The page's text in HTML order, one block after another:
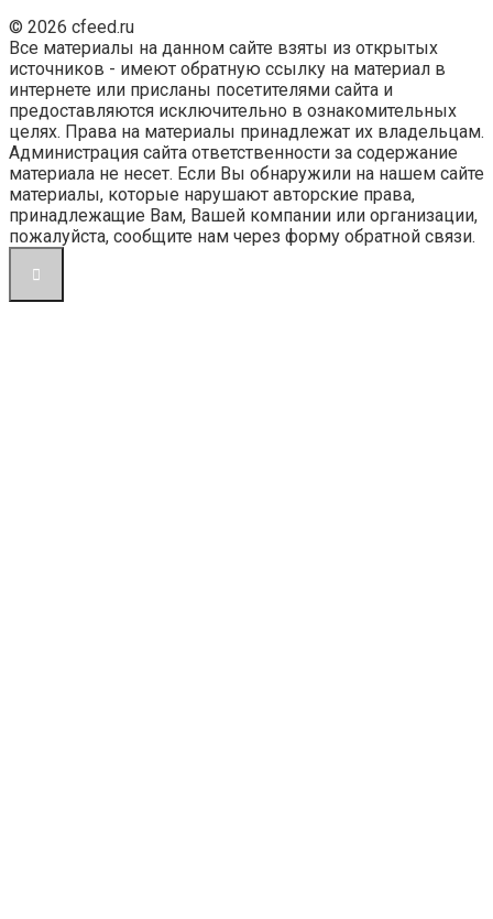
© 2026 cfeed.ru
Все материалы на данном сайте взяты из открытых
источников - имеют обратную ссылку на материал в
интернете или присланы посетителями сайта и
предоставляются исключительно в ознакомительных
целях. Права на материалы принадлежат их владельцам.
Администрация сайта ответственности за содержание
материала не несет. Если Вы обнаружили на нашем сайте
материалы, которые нарушают авторские права,
принадлежащие Вам, Вашей компании или организации,
пожалуйста, сообщите нам через форму обратной связи.